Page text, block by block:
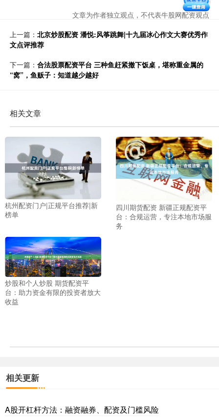
文章为作者独立观点，不代表牛股网配资观点
上一篇： 北京炒股配资 潘悦:风筝跳舞|十九届冰心作文大赛优秀作
文点评推荐
下一篇： 合法股票配资平台 三种鱼赶紧撤下饭桌，堪称重金属的
“窝”，鱼贩子：知道越少越好
相关文章
杭州配资门户|正规平台推荐|新
榜单
四川期货配资 新疆正规配资平
台：合规运营，专注本地市场服
务
炒股和个人炒股 期货配资平
台：助力资金有限的投资者放大
收益
相关更新
A股开杠杆方法：融资融券、配资及门槛风险